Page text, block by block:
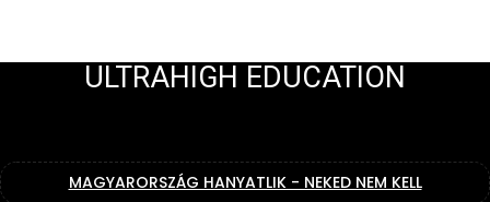
ULTRAHIGH EDUCATION
MAGYARORSZÁG HANYATLIK - NEKED NEM KELL